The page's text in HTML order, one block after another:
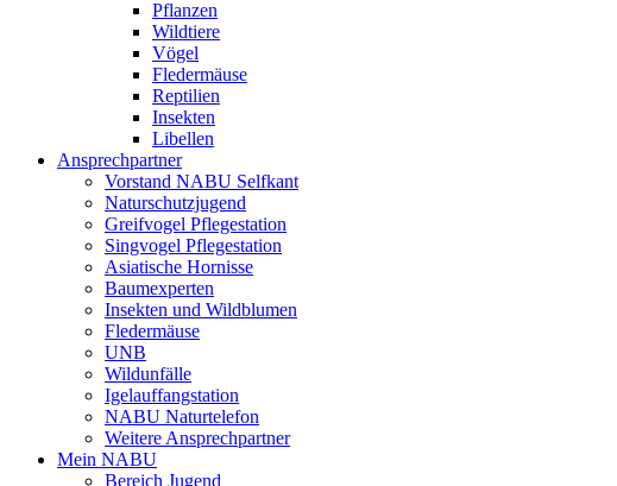
Pflanzen
Wildtiere
Vögel
Fledermäuse
Reptilien
Insekten
Libellen
Ansprechpartner
Vorstand NABU Selfkant
Naturschutzjugend
Greifvogel Pflegestation
Singvogel Pflegestation
Asiatische Hornisse
Baumexperten
Insekten und Wildblumen
Fledermäuse
UNB
Wildunfälle
Igelauffangstation
NABU Naturtelefon
Weitere Ansprechpartner
Mein NABU
Bereich Jugend